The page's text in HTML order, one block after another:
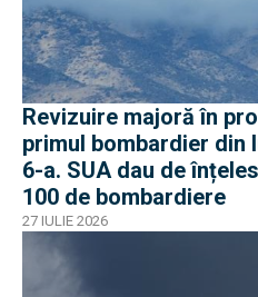
Revizuire majoră în
primul bombardier din
6-a. SUA dau de
100 de bombardiere
27 IULIE 2026